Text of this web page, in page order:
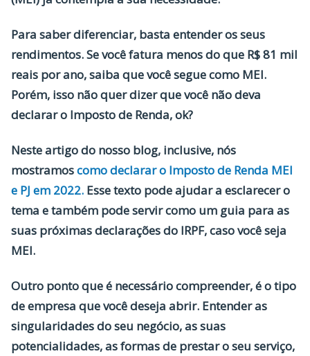
Para saber diferenciar, basta entender os seus
rendimentos. Se você fatura menos do que R$ 81 mil
reais por ano, saiba que você segue como MEI.
Porém, isso não quer dizer que você não deva
declarar o Imposto de Renda, ok?
Neste artigo do nosso blog, inclusive, nós
mostramoscomo declarar o Imposto de Renda MEI
e PJ em 2022. Esse texto pode ajudar a esclarecer o
tema e também pode servir como um guia para as
suas próximas declarações do IRPF, caso você seja
MEI.
Outro ponto que é necessário compreender, é o tipo
de empresa que você deseja abrir. Entender as
singularidades do seu negócio, as suas
potencialidades, as formas de prestar o seu serviço,